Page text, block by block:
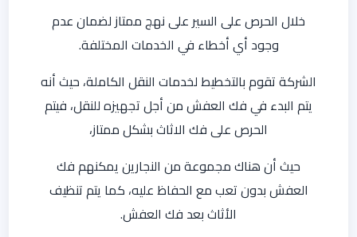
خلال الحرص على السير على نهج ممتاز لضمان عدم
وجود أي أخطاء في الخدمات المختلفة.
الشركة تقوم بالتخطيط لخدمات النقل الكاملة، حيث أنه
يتم البدء في فك العفش من أجل تجهيزه للنقل، فيتم
الحرص على فك الاثاث بشكل ممتاز،
حيث أن هناك مجموعة من النجارين يمكنهم فك
العفش بدون تعب مع الحفاظ عليه، كما يتم تنظيف
الأثاث بعد فك العفش.